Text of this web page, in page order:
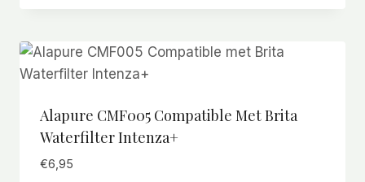
Alapure CMF005 Compatible Met Brita
Waterfilter Intenza+
€6,95